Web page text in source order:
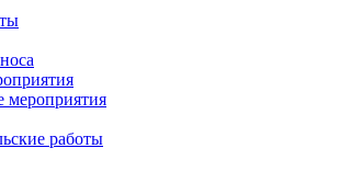
мероприятия
работы